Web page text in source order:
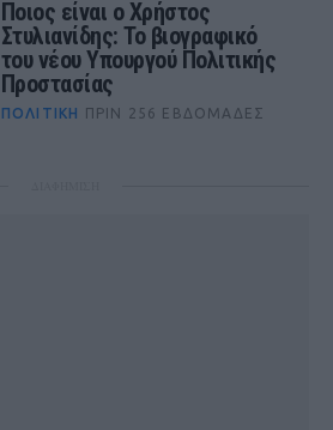
Ποιος είναι ο Χρήστος
Στυλιανίδης: Το βιογραφικό
του νέου Υπουργού Πολιτικής
Προστασίας
ΠΟΛΙΤΙΚΉ ΠΡΙΝ 256 ΕΒΔΟΜΆΔΕΣ